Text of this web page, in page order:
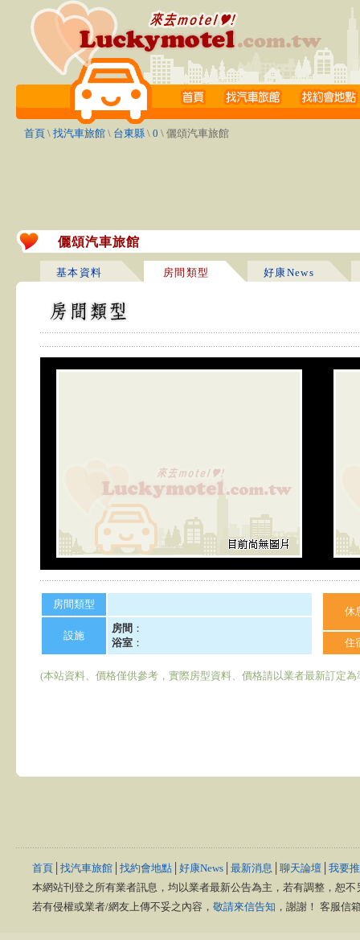
首頁 \ 找汽車旅館 \ 台東縣 \ 0 \ 儷頌汽車旅館
儷頌汽車旅館
基本資料 房間類型 好康News
房間類型
設施
房間 ：
浴室 ：
休
住
(本站資料、價格僅供參考，實際房型資料、價格請以業者最新訂定為
首頁 找汽車旅館 找約會地點 好康News 最新消息 聊天論壇 我要
本網站刊登之所有業者訊息，均以業者最新公告為主，若有調整，恕
若有侵權或業者/網友上傳不妥之內容， 敬請來信告知 ，謝謝！ 客服信